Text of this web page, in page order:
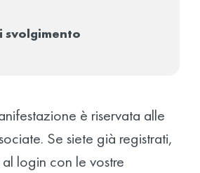
svolgimento
è riservata alle
Se siete già registrati,
login con le vostre